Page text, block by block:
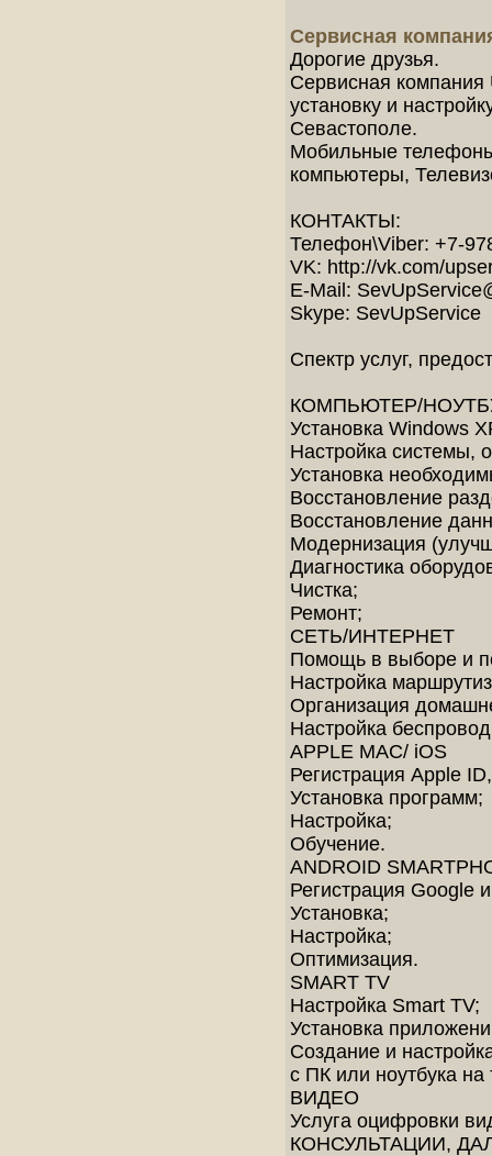
Сервисная
Дорогие друзья.
Сервисная компания
установку и
Севастополе.
Мобильные
компьютеры,
КОНТАКТЫ:
Телефон\Viber: +7-
VK: http://vk.com/
E-Mail:
Skype: SevUpService
Спектр услуг,
КОМПЬЮТЕР/
Установка
Настройка системы,
Установка
Восстановление
Восстановление
Модернизация
Диагностика
Чистка;
Ремонт;
СЕТЬ/ИНТЕРНЕТ
Помощь в выборе и
Настройка
Организация
Настройка
APPLE MAC/ iOS
Регистрация Apple
Установка программ;
Настройка;
Обучение.
ANDROID
Регистрация Google
Установка;
Настройка;
Оптимизация.
SMART TV
Настройка Smart TV;
Установка
Создание и
с ПК или ноутбука
ВИДЕО
Услуга оцифровки
КОНСУЛЬТАЦИИ,